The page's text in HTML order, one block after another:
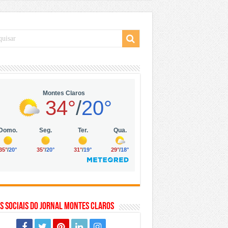
mil no digital
eólica e hidrogênio verde
Sociais do Jornal Montes Claros